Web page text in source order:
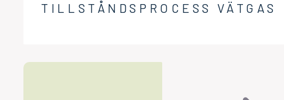
TILLSTÅNDSPROCESS VÄTGAS